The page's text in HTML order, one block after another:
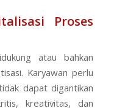
Proses
atau bahkan
Karyawan perlu
dapat digantikan
kreativitas, dan